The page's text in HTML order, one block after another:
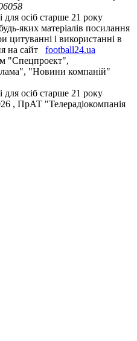
для осіб старше 21 року
яких матеріалів посилання
і використанні в
на сайт
football24.ua
"Спецпроект",
"Новини компаній"
для осіб старше 21 року
, ПрАТ "Телерадіокомпанія